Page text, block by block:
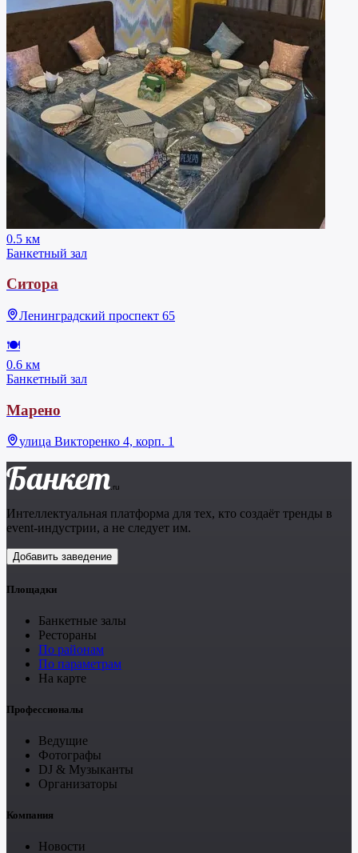
0.5 км
Банкетный зал
Ситора
Ленинградский проспект 65
🍽
0.6 км
Банкетный зал
Марено
улица Викторенко 4, корп. 1
Банкет.ru
Интеллектуальная платформа для тех, кто создаёт тренды в
event-индустрии, а не следует им.
Добавить заведение
Площадки
Банкетные залы
Рестораны
По районам
По параметрам
На карте
Профессионалы
Ведущие
Фотографы
DJ & Музыканты
Организаторы
Компания
Новости